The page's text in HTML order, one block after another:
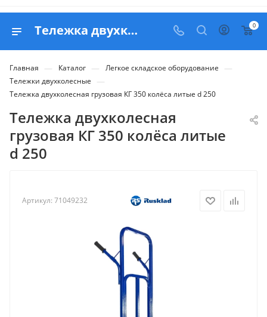
Тележка двухколесная грузовая КГ 350 колёса литые d 250 - продажа в Белапекс 0
Главная — Каталог — Легкое складское оборудование —
Тележки двухколесные —
Тележка двухколесная грузовая КГ 350 колёса литые d 250
Тележка двухколесная
грузовая КГ 350 колёса литые
d 250
Артикул: 71049232